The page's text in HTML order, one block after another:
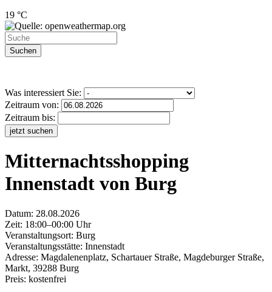
19 °C
Suchen
Was interessiert Sie:
Zeitraum von:
Zeitraum bis:
jetzt suchen
Mitternachtsshopping
Innenstadt von Burg
Datum: 28.08.2026
Zeit: 18:00–00:00 Uhr
Veranstaltungsort: Burg
Veranstaltungsstätte: Innenstadt
Adresse: Magdalenenplatz, Schartauer Straße, Magdeburger Straße,
Markt, 39288 Burg
Preis: kostenfrei